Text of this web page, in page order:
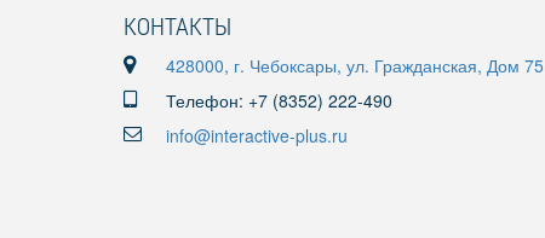
КОНТАКТЫ
428000, г. Чебоксары, ул. Гражданская, Дом 75
Телефон: +7 (8352) 222-490
info@interactive-plus.ru